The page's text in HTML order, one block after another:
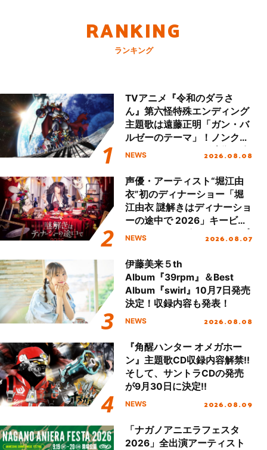
RANKING
ランキング
TVアニメ『令和のダラさ
ん』第六怪特殊エンディング
主題歌は遠藤正明「ガン・バ
ルゼーのテーマ」！ノンクレ
ジットエンディング映像も公
NEWS 2026.08.08
声優・アーティスト“堀江由
衣”初のディナーショー「堀
江由衣 謎解きはディナーショ
ーの途中で 2026」キービジ
ュアル＆グッズラインナップ
NEWS 2026.08.07
伊藤美来５th
Album『39rpm』＆Best
Album『swirl』10月7日発売
決定！収録内容も発表！
NEWS 2026.08.08
『角醒ハンター オメガホー
ン』主題歌CD収録内容解禁!!
そして、サントラCDの発売
が9月30日に決定!!
NEWS 2026.08.09
「ナガノアニエラフェスタ
2026」全出演アーティスト